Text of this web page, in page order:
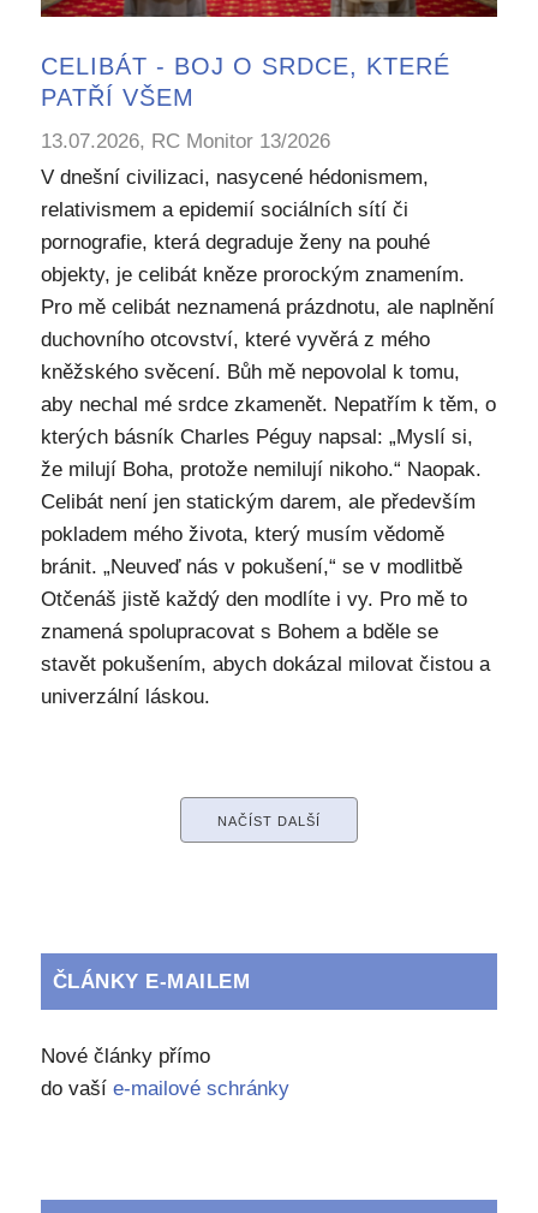
CELIBÁT - BOJ O SRDCE, KTERÉ
PATŘÍ VŠEM
13.07.2026, RC Monitor 13/2026
V dnešní civilizaci, nasycené hédonismem,
relativismem a epidemií sociálních sítí či
pornografie, která degraduje ženy na pouhé
objekty, je celibát kněze prorockým znamením.
Pro mě celibát neznamená prázdnotu, ale naplnění
duchovního otcovství, které vyvěrá z mého
kněžského svěcení. Bůh mě nepovolal k tomu,
aby nechal mé srdce zkamenět. Nepatřím k těm, o
kterých básník Charles Péguy napsal: „Myslí si,
že milují Boha, protože nemilují nikoho.“ Naopak.
Celibát není jen statickým darem, ale především
pokladem mého života, který musím vědomě
bránit. „Neuveď nás v pokušení,“ se v modlitbě
Otčenáš jistě každý den modlíte i vy. Pro mě to
znamená spolupracovat s Bohem a bděle se
stavět pokušením, abych dokázal milovat čistou a
univerzální láskou.
NAČÍST DALŠÍ
ČLÁNKY E-MAILEM
Nové články přímo
do vaší e-mailové schránky